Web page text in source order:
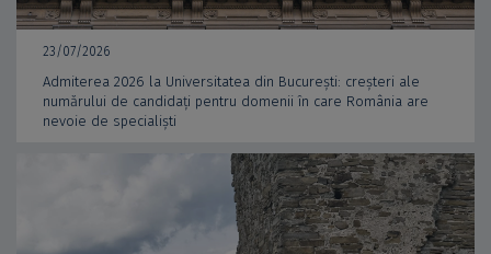
23/07/2026
Admiterea 2026 la Universitatea din București: creșteri ale
numărului de candidați pentru domenii în care România are
nevoie de specialiști